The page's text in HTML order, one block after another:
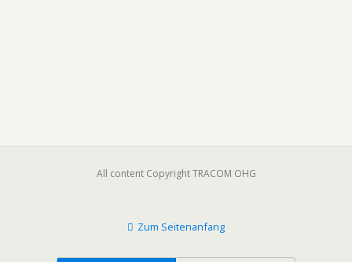
All content Copyright TRACOM OHG
Zum Seitenanfang